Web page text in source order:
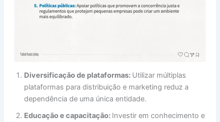
Diversificação de plataformas: Utilizar múltiplas
plataformas para distribuição e marketing reduz a
dependência de uma única entidade.
Educação e capacitação: Investir em conhecimento e